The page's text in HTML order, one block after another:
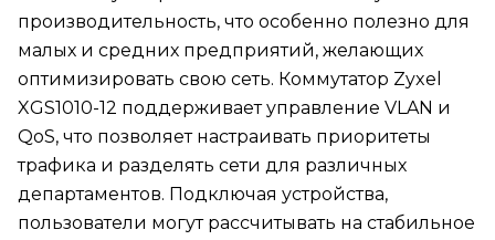
производительность, что особенно полезно для
малых и средних предприятий, желающих
оптимизировать свою сеть. Коммутатор Zyxel
XGS1010-12 поддерживает управление VLAN и
QoS, что позволяет настраивать приоритеты
трафика и разделять сети для различных
департаментов. Подключая устройства,
пользователи могут рассчитывать на стабильное